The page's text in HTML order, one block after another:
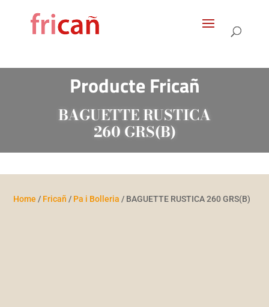
Producte Fricañ
BAGUETTE RUSTICA
260 GRS(B)
Home / Fricañ / Pa i Bolleria / BAGUETTE RUSTICA 260 GRS(B)